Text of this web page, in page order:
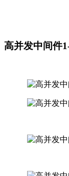
高并发中间件